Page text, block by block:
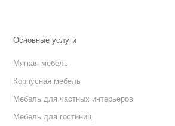
Основные услуги
Мягкая мебель
Корпусная мебель
Мебель для частных интерьеров
Мебель для гостиниц